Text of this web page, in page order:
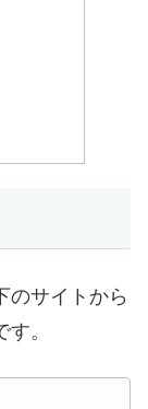
のサイトから
。